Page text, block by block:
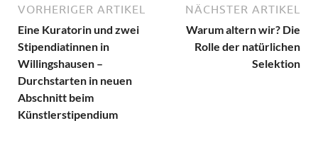
VORHERIGER ARTIKEL
Eine Kuratorin und zwei
Stipendiatinnen in
Willingshausen –
Durchstarten in neuen
Abschnitt beim
Künstlerstipendium
NÄCHSTER ARTIKEL
Warum altern wir? Die
Rolle der natürlichen
Selektion